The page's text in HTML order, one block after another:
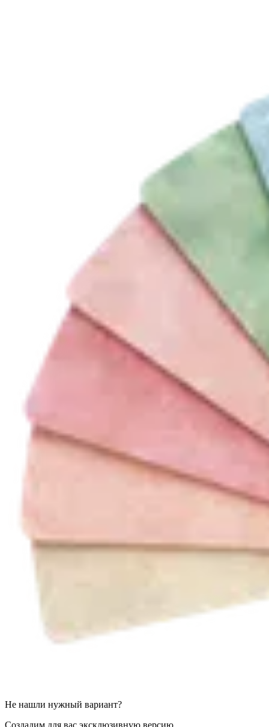
Не нашли нужный вариант?
Создадим для вас эксклюзивную версию